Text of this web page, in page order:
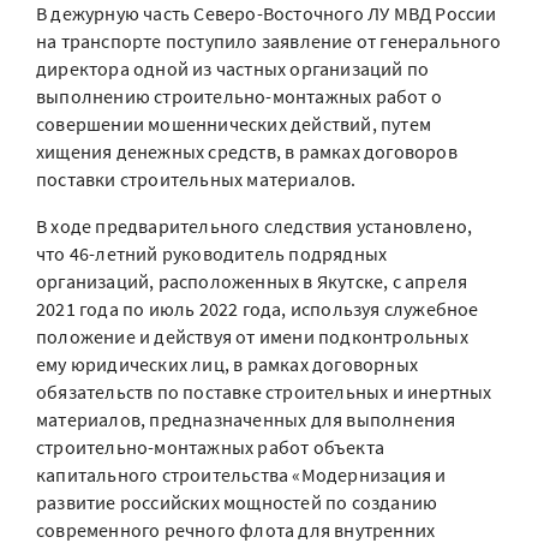
В дежурную часть Северо-Восточного ЛУ МВД России
на транспорте поступило заявление от генерального
директора одной из частных организаций по
выполнению строительно-монтажных работ о
совершении мошеннических действий, путем
хищения денежных средств, в рамках договоров
поставки строительных материалов.
В ходе предварительного следствия установлено,
что 46-летний руководитель подрядных
организаций, расположенных в Якутске, с апреля
2021 года по июль 2022 года, используя служебное
положение и действуя от имени подконтрольных
ему юридических лиц, в рамках договорных
обязательств по поставке строительных и инертных
материалов, предназначенных для выполнения
строительно-монтажных работ объекта
капитального строительства «Модернизация и
развитие российских мощностей по созданию
современного речного флота для внутренних